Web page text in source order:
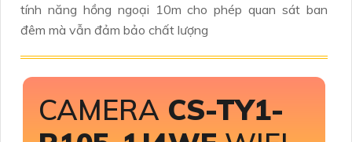
tính năng hồng ngoại 10m cho phép quan sát ban
đêm mà vẫn đảm bảo chất lượng
CAMERA CS-TY1-